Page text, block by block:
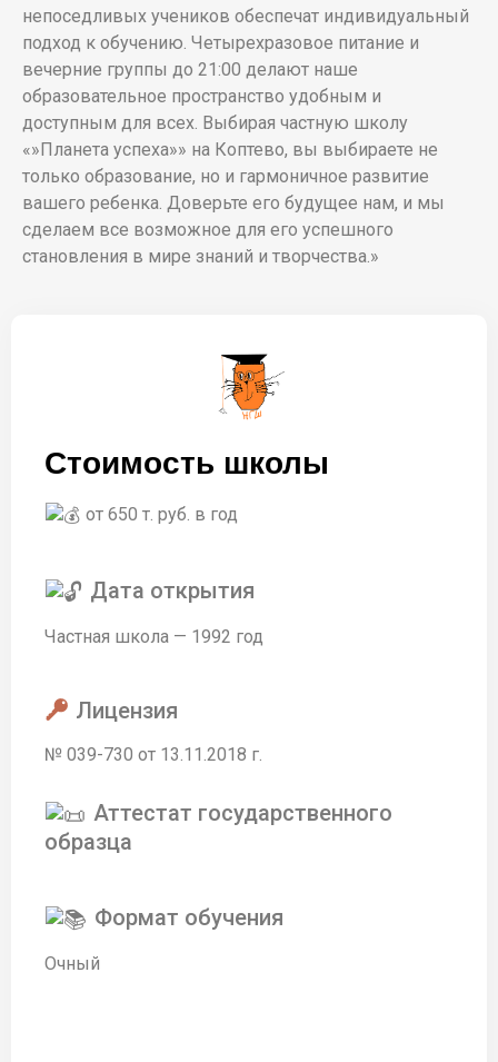
непоседливых учеников обеспечат индивидуальный
подход к обучению. Четырехразовое питание и
вечерние группы до 21:00 делают наше
образовательное пространство удобным и
доступным для всех. Выбирая частную школу
«»Планета успеха»» на Коптево, вы выбираете не
только образование, но и гармоничное развитие
вашего ребенка. Доверьте его будущее нам, и мы
сделаем все возможное для его успешного
становления в мире знаний и творчества.»
Стоимость школы
от 650 т. руб. в год
Дата открытия
Частная школа — 1992 год
Лицензия
№ 039-730 от 13.11.2018 г.
Аттестат государственного
образца
Формат обучения
Очный